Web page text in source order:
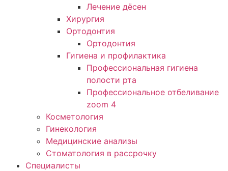
Лечение дёсен
Хирургия
Ортодонтия
Ортодонтия
Гигиена и профилактика
Профессиональная гигиена
полости рта
Профессиональное отбеливание
zoom 4
Косметология
Гинекология
Медицинские анализы
Стоматология в рассрочку
Специалисты